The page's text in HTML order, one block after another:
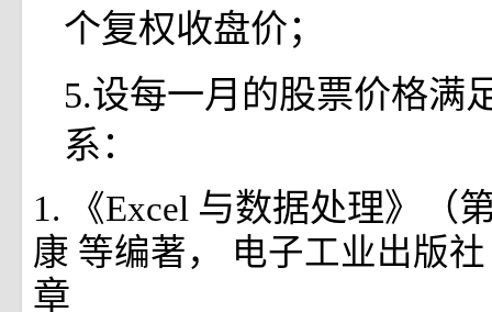
个复权收盘价；
5.设每一月的股票价格满
系：
1. 《Excel 与数据处理》（
康 等编著， 电子工业出版
章